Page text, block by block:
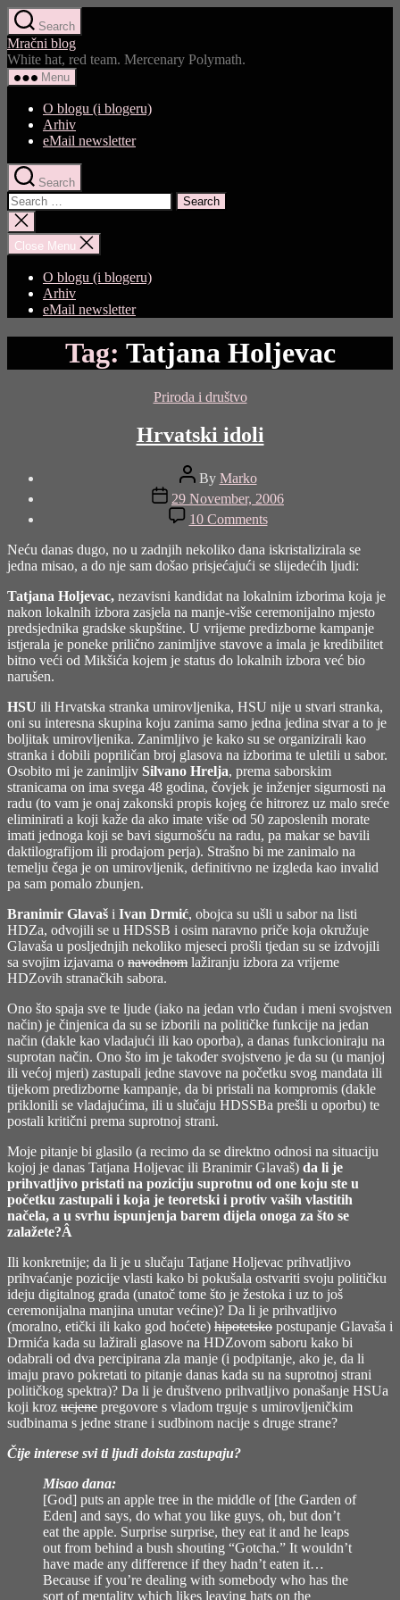
Skip
to
the
content
Search
Mračni blog
White hat, red team. Mercenary Polymath.
Menu
O blogu (i blogeru)
Arhiv
eMail newsletter
Search
Search
for:
Close
search
Close Menu
O blogu (i blogeru)
Arhiv
eMail newsletter
Tag: Tatjana Holjevac
Categories
Priroda i društvo
Hrvatski idoli
Post
author
By Marko
Post
date
29 November, 2006
10 Commentson
Hrvatski
idoli
Neću danas dugo, no u zadnjih nekoliko dana iskristalizirala se
jedna misao, a do nje sam došao prisjećajući se slijedećih ljudi:
Tatjana Holjevac, nezavisni kandidat na lokalnim izborima koja je
nakon lokalnih izbora zasjela na manje-više ceremonijalno mjesto
predsjednika gradske skupštine. U vrijeme predizborne kampanje
istjerala je poneke prilično zanimljive stavove a imala je kredibilitet
bitno veći od Mikšića kojem je status do lokalnih izbora već bio
narušen.
HSU ili Hrvatska stranka umirovljenika, HSU nije u stvari stranka,
oni su interesna skupina koju zanima samo jedna jedina stvar a to je
boljitak umirovljenika. Zanimljivo je kako su se organizirali kao
stranka i dobili popriličan broj glasova na izborima te uletili u sabor.
Osobito mi je zanimljiv Silvano Hrelja, prema saborskim
stranicama on ima svega 48 godina, čovjek je inženjer sigurnosti na
radu (to vam je onaj zakonski propis kojeg će hitrorez uz malo sreće
eliminirati a koji kaže da ako imate više od 50 zaposlenih morate
imati jednoga koji se bavi sigurnošću na radu, pa makar se bavili
daktilografijom ili prodajom perja). Strašno bi me zanimalo na
temelju čega je on umirovljenik, definitivno ne izgleda kao invalid
pa sam pomalo zbunjen.
Branimir Glavaš i Ivan Drmić, obojca su ušli u sabor na listi
HDZa, odvojili se u HDSSB i osim naravno priče koja okružuje
Glavaša u posljednjih nekoliko mjeseci prošli tjedan su se izdvojili
sa svojim izjavama o navodnom lažiranju izbora za vrijeme
HDZovih stranačkih sabora.
Ono što spaja sve te ljude (iako na jedan vrlo čudan i meni svojstven
način) je činjenica da su se izborili na političke funkcije na jedan
način (dakle kao vladajući ili kao oporba), a danas funkcioniraju na
suprotan način. Ono što im je također svojstveno je da su (u manjoj
ili većoj mjeri) zastupali jedne stavove na početku svog mandata ili
tijekom predizborne kampanje, da bi pristali na kompromis (dakle
priklonili se vladajućima, ili u slučaju HDSSBa prešli u oporbu) te
postali kritični prema suprotnoj strani.
Moje pitanje bi glasilo (a recimo da se direktno odnosi na situaciju
kojoj je danas Tatjana Holjevac ili Branimir Glavaš) da li je
prihvatljivo pristati na poziciju suprotnu od one koju ste u
početku zastupali i koja je teoretski i protiv vaših vlastitih
načela, a u svrhu ispunjenja barem dijela onoga za što se
zalažete?Â
Ili konkretnije; da li je u slučaju Tatjane Holjevac prihvatljivo
prihvaćanje pozicije vlasti kako bi pokušala ostvariti svoju političku
ideju digitalnog grada (unatoč tome što je žestoka i uz to još
ceremonijalna manjina unutar većine)? Da li je prihvatljivo
(moralno, etički ili kako god hoćete) hipotetsko postupanje Glavaša i
Drmića kada su lažirali glasove na HDZovom saboru kako bi
odabrali od dva percipirana zla manje (i podpitanje, ako je, da li
imaju pravo pokretati to pitanje danas kada su na suprotnoj strani
političkog spektra)? Da li je društveno prihvatljivo ponašanje HSUa
koji kroz ucjene pregovore s vladom trguje s umirovljeničkim
sudbinama s jedne strane i sudbinom nacije s druge strane?
Čije interese svi ti ljudi doista zastupaju?
Misao dana:
[God] puts an apple tree in the middle of [the Garden of
Eden] and says, do what you like guys, oh, but don’t
eat the apple. Surprise surprise, they eat it and he leaps
out from behind a bush shouting “Gotcha.” It wouldn’t
have made any difference if they hadn’t eaten it…
Because if you’re dealing with somebody who has the
sort of mentality which likes leaving hats on the